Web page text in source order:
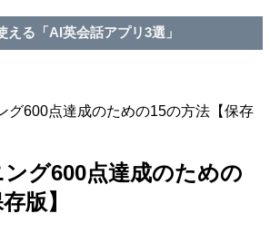
える「AI英会話アプリ3選」
グ600点達成のための15の方法【保存
グ600点達成のための
版】